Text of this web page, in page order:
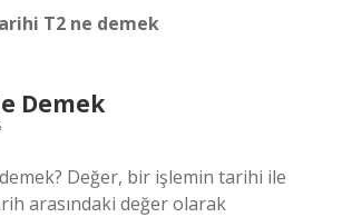
T2 ne demek
Demek
Değer, bir işlemin tarihi ile
arasındaki değer olarak